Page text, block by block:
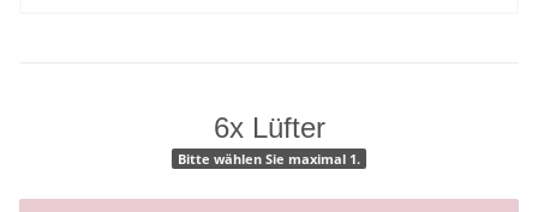
6x Lüfter
Bitte wählen Sie maximal 1.